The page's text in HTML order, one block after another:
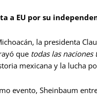
a EU por su
la presidenta
que todas las
mexicana y la lucha
evento, Sheinbaum